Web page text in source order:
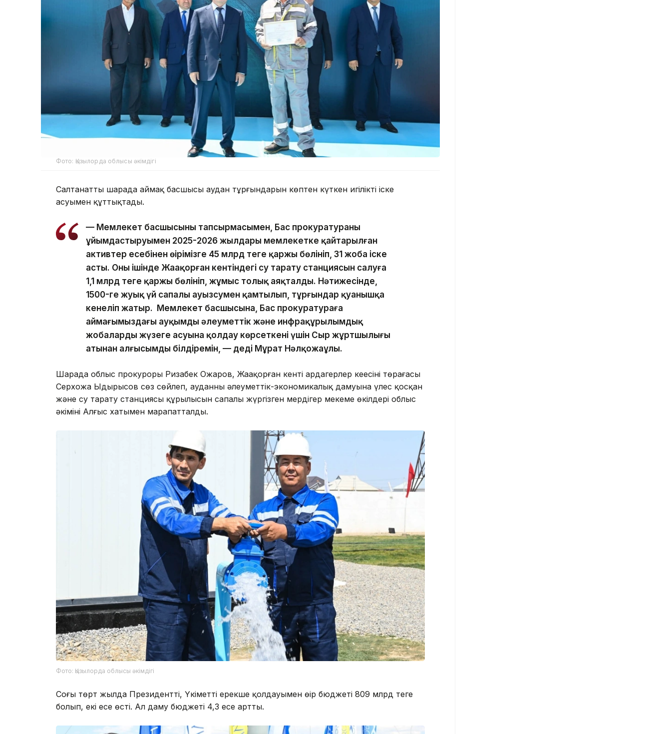
Фото: Қызылорда облысы әкімдігі
Салтанатты шарада аймақ басшысы аудан тұрғындарын көптен күткен игіліктің іске
асуымен құттықтады.
— Мемлекет басшысының тапсырмасымен, Бас прокуратураның
ұйымдастыруымен 2025-2026 жылдары мемлекетке қайтарылған
активтер есебінен өңірімізге 45 млрд теңге қаржы бөлініп, 31 жоба іске
асты. Оның ішінде Жаңақорған кентіндегі су тарату станциясын салуға
1,1 млрд теңге қаржы бөлініп, жұмыс толық аяқталды. Нәтижесінде,
1500-ге жуық үй сапалы ауызсумен қамтылып, тұрғындар қуанышқа
кенеліп жатыр. Мемлекет басшысына, Бас прокуратураға
аймағымыздағы ауқымды әлеуметтік және инфрақұрылымдық
жобалардың жүзеге асуына қолдау көрсеткені үшін Сыр жұртшылығы
атынан алғысымды білдіремін, — деді Мұрат Нәлқожаұлы.
Шарада облыс прокуроры Ризабек Ожаров, Жаңақорған кенті ардагерлер кеңесінің төрағасы
Серхожа Ыдырысов сөз сөйлеп, ауданның әлеуметтік-экономикалық дамуына үлес қосқан
және су тарату станциясы құрылысын сапалы жүргізген мердігер мекеме өкілдері облыс
әкімінің Алғыс хатымен марапатталды.
Фото: Қызылорда облысы әкімдігі
Соңғы төрт жылда Президенттің, Үкіметтің ерекше қолдауымен өңір бюджеті 809 млрд теңге
болып, екі есе өсті. Ал даму бюджеті 4,3 есе артты.